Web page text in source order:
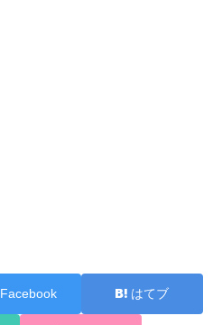
Facebook はてブ